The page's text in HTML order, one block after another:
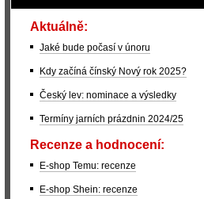
Aktuálně:
Jaké bude počasí v únoru
Kdy začíná čínský Nový rok 2025?
Český lev: nominace a výsledky
Termíny jarních prázdnin 2024/25
Recenze a hodnocení:
E-shop Temu: recenze
E-shop Shein: recenze